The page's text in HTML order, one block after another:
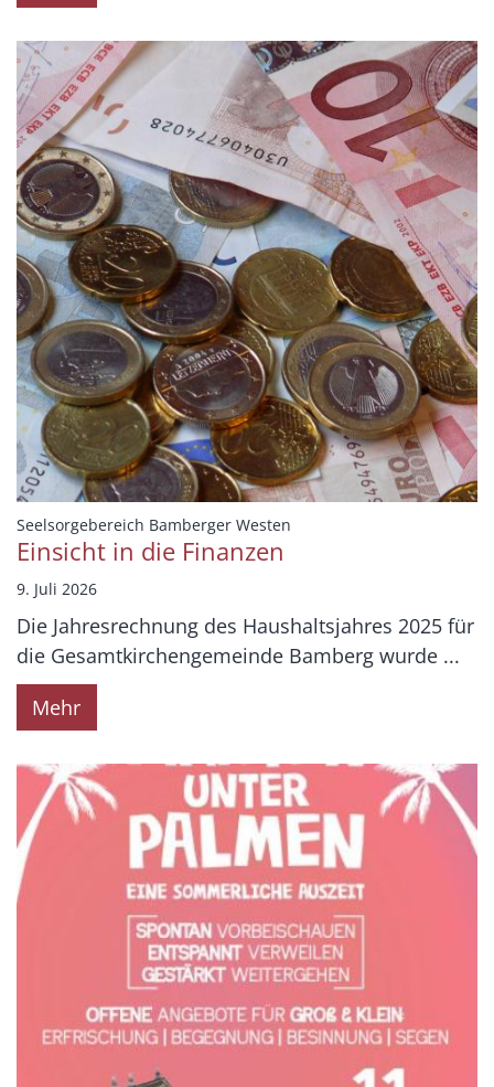
Seelsorgebereich Bamberger Westen
Einsicht in die Finanzen
9. Juli 2026
Die Jahresrechnung des Haushaltsjahres 2025 für
die Gesamtkirchengemeinde Bamberg wurde ...
Mehr